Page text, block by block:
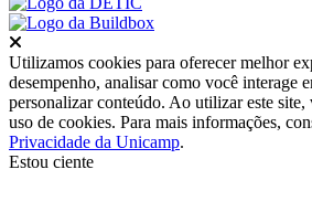
Utilizamos cookies para oferecer melhor
desempenho, analisar como você interage
personalizar conteúdo. Ao utilizar este
uso de cookies. Para mais informações,
Privacidade da Unicamp.
Estou ciente